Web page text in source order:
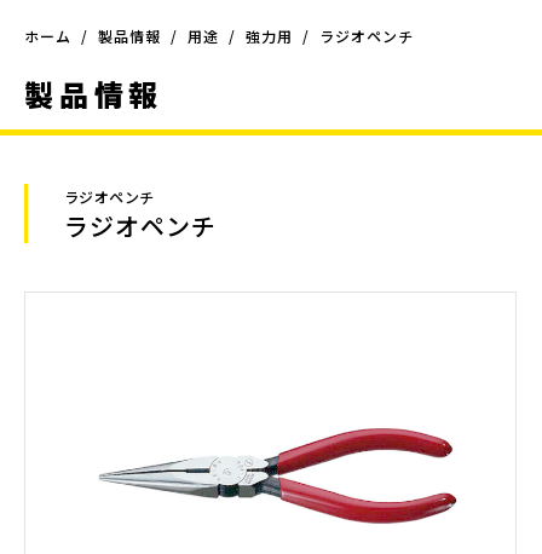
ホーム 製品情報 用途 強力用 ラジオペンチ
製品情報
ラジオペンチ
ラジオペンチ